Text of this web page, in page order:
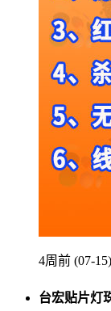
4周前 (07-15)
台宏贴片灯